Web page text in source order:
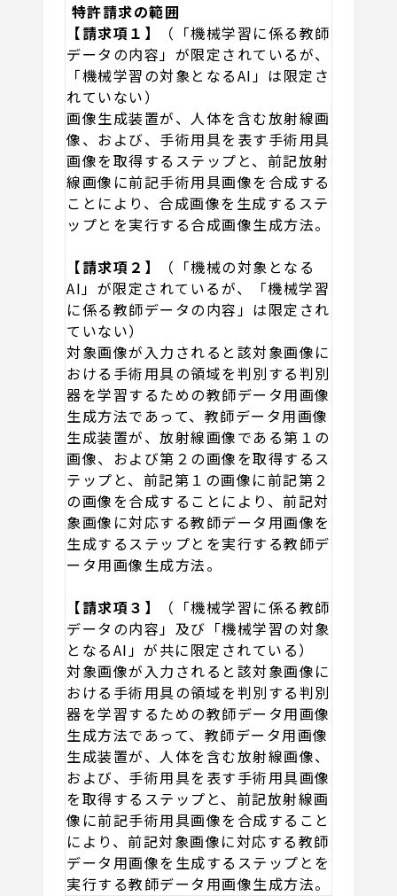
特許請求の範囲
【請求項１】
（「機械学習に係る教師
データの内容」が限定されているが、
「機械学習の対象となるAI」は限定さ
れていない）
画像生成装置が、人体を含む放射線画
像、および、手術用具を表す手術用具
画像を取得するステップと、前記放射
線画像に前記手術用具画像を合成する
ことにより、合成画像を生成するステ
ップとを実行する合成画像生成方法。
【請求項２】
（「機械の対象となる
AI」が限定されているが、「機械学習
に係る教師データの内容」は限定され
ていない）
対象画像が入力されると該対象画像に
おける手術用具の領域を判別する判別
器を学習するための教師データ用画像
生成方法であって、教師データ用画像
生成装置が、放射線画像である第１の
画像、および第２の画像を取得するス
テップと、前記第１の画像に前記第２
の画像を合成することにより、前記対
象画像に対応する教師データ用画像を
生成するステップとを実行する教師デ
ータ用画像生成方法。
【請求項３】
（「機械学習に係る教師
データの内容」及び「機械学習の対象
となるAI」が共に限定されている）
対象画像が入力されると該対象画像に
おける手術用具の領域を判別する判別
器を学習するための教師データ用画像
生成方法であって、教師データ用画像
生成装置が、人体を含む放射線画像、
および、手術用具を表す手術用具画像
を取得するステップと、前記放射線画
像に前記手術用具画像を合成すること
により、前記対象画像に対応する教師
データ用画像を生成するステップとを
実行する教師データ用画像生成方法。